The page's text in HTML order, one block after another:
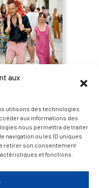
aux
utilisons des technologies
aux informations des
nous permettra de traiter
navigation ou les ID uniques
retirer son consentement
et fonctions.